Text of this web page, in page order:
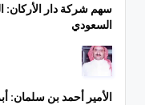
سهم شركة دار الأركان:
السعودي
الأمير أحمد بن سلمان: